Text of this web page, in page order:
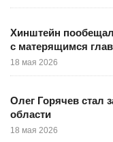
Хинштейн
с матерящимся
18 мая 2026
Олег Горячев стал
области
18 мая 2026